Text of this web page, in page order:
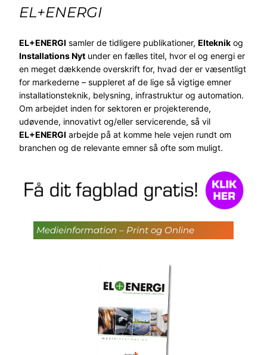
EL+ENERGI
EL+ENERGI samler de tidligere publikationer, Elteknik og
Installations Nyt under en fælles titel, hvor el og energi er
en meget dækkende overskrift for, hvad der er væsentligt
for markederne – suppleret af de lige så vigtige emner
installationsteknik, belysning, infrastruktur og automation.
Om arbejdet inden for sektoren er projekterende,
udøvende, innovativt og/eller servicerende, så vil
EL+ENERGI arbejde på at komme hele vejen rundt om
branchen og de relevante emner så ofte som muligt.
Medieinformation – Print og Online